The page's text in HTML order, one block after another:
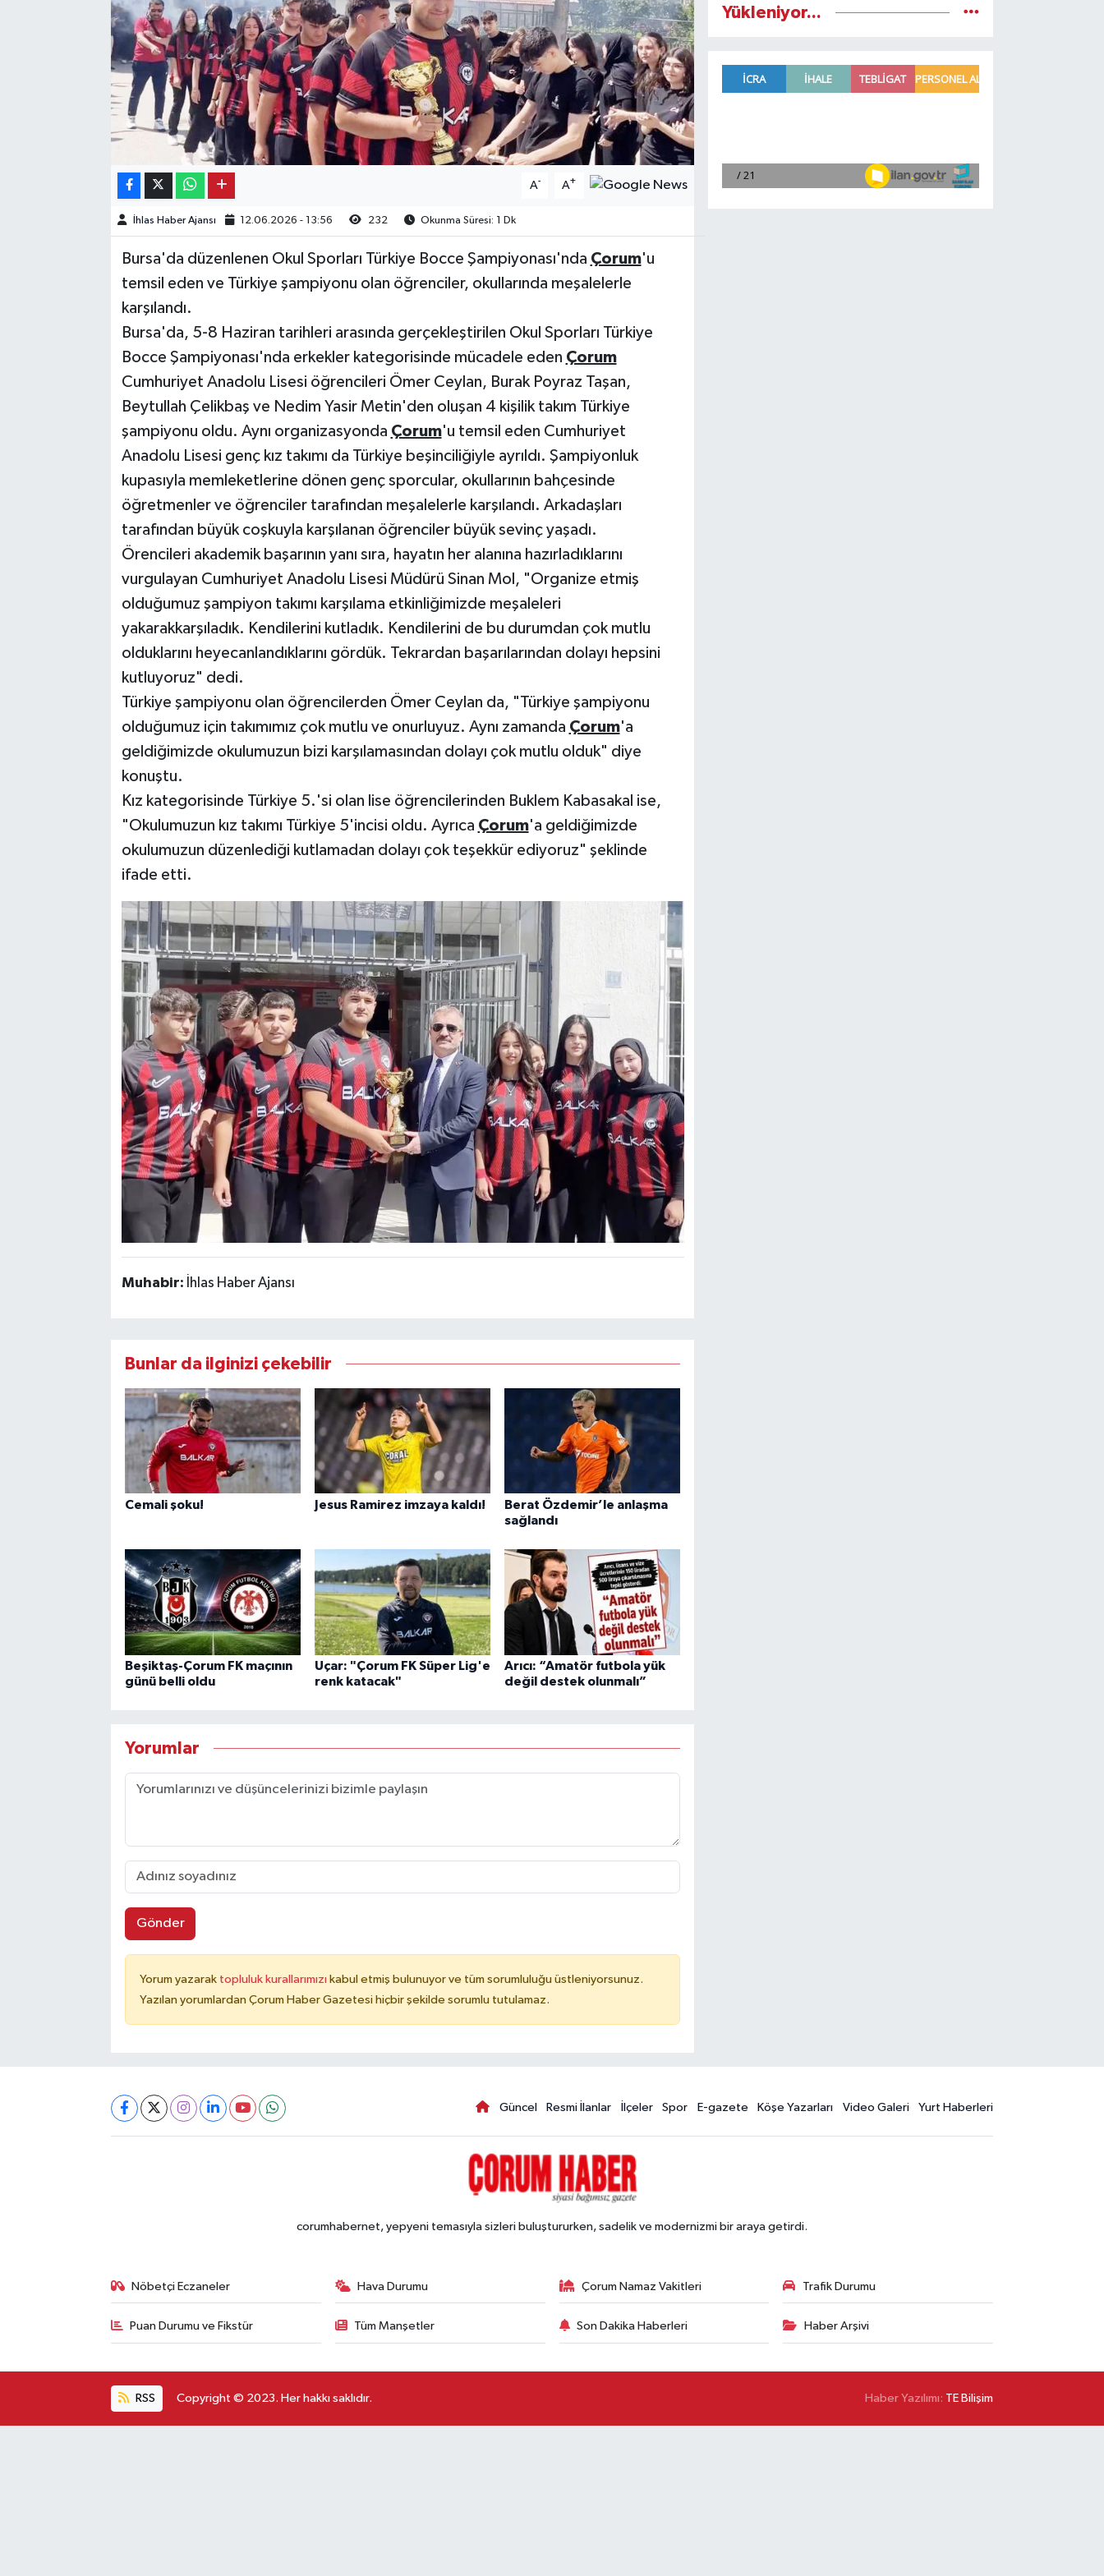
A- A+
İhlas Haber Ajansı 12.06.2026 - 13:56 232 Okunma Süresi: 1 Dk
Bursa'da düzenlenen Okul Sporları Türkiye Bocce Şampiyonası'nda Çorum'u
temsil eden ve Türkiye şampiyonu olan öğrenciler, okullarında meşalelerle
karşılandı.
Bursa'da, 5-8 Haziran tarihleri arasında gerçekleştirilen Okul Sporları Türkiye
Bocce Şampiyonası'nda erkekler kategorisinde mücadele eden Çorum
Cumhuriyet Anadolu Lisesi öğrencileri Ömer Ceylan, Burak Poyraz Taşan,
Beytullah Çelikbaş ve Nedim Yasir Metin'den oluşan 4 kişilik takım Türkiye
şampiyonu oldu. Aynı organizasyonda Çorum'u temsil eden Cumhuriyet
Anadolu Lisesi genç kız takımı da Türkiye beşinciliğiyle ayrıldı. Şampiyonluk
kupasıyla memleketlerine dönen genç sporcular, okullarının bahçesinde
öğretmenler ve öğrenciler tarafından meşalelerle karşılandı. Arkadaşları
tarafından büyük coşkuyla karşılanan öğrenciler büyük sevinç yaşadı.
Örencileri akademik başarının yanı sıra, hayatın her alanına hazırladıklarını
vurgulayan Cumhuriyet Anadolu Lisesi Müdürü Sinan Mol, "Organize etmiş
olduğumuz şampiyon takımı karşılama etkinliğimizde meşaleleri
yakarakkarşıladık. Kendilerini kutladık. Kendilerini de bu durumdan çok mutlu
olduklarını heyecanlandıklarını gördük. Tekrardan başarılarından dolayı hepsini
kutluyoruz" dedi.
Türkiye şampiyonu olan öğrencilerden Ömer Ceylan da, "Türkiye şampiyonu
olduğumuz için takımımız çok mutlu ve onurluyuz. Aynı zamanda Çorum'a
geldiğimizde okulumuzun bizi karşılamasından dolayı çok mutlu olduk" diye
konuştu.
Kız kategorisinde Türkiye 5.'si olan lise öğrencilerinden Buklem Kabasakal ise,
"Okulumuzun kız takımı Türkiye 5'incisi oldu. Ayrıca Çorum'a geldiğimizde
okulumuzun düzenlediği kutlamadan dolayı çok teşekkür ediyoruz" şeklinde
ifade etti.
Muhabir: İhlas Haber Ajansı
Bunlar da ilginizi çekebilir
Cemali şoku! Jesus Ramirez imzaya kaldı!
Berat Özdemir’le anlaşma
sağlandı
Beşiktaş-Çorum FK maçının
günü belli oldu
Uçar: "Çorum FK Süper Lig'e
renk katacak"
Arıcı: “Amatör futbola yük
değil destek olunmalı”
Yorumlar
Gönder
Yorum yazarak topluluk kurallarımızı kabul etmiş bulunuyor ve tüm sorumluluğu üstleniyorsunuz.
Yazılan yorumlardan Çorum Haber Gazetesi hiçbir şekilde sorumlu tutulamaz.
Yükleniyor...
Güncel Resmi İlanlar İlçeler Spor E-gazete Köşe Yazarları Video Galeri Yurt Haberleri
corumhabernet, yepyeni temasıyla sizleri buluştururken, sadelik ve modernizmi bir araya getirdi.
Nöbetçi Eczaneler Hava Durumu Çorum Namaz Vakitleri Trafik Durumu
Puan Durumu ve Fikstür Tüm Manşetler Son Dakika Haberleri Haber Arşivi
RSS Copyright © 2023. Her hakkı saklıdır. Haber Yazılımı: TE Bilişim
Osmancık